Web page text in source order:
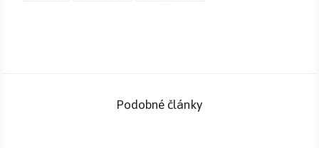
Podobné články